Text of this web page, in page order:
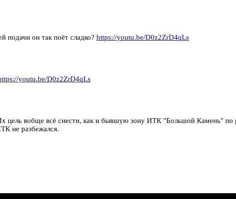
подачи он так поёт сладко? https://youtu.be/D0z2ZrD4qLs
youtu.be/D0z2ZrD4qLs
цель вобще всё снести, как и бывшую зону ИТК "Большой Камень"
не разбежался.